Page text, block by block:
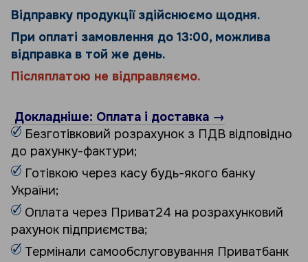
Відправку продукції здійснюємо щодня.
При оплаті замовлення до 13:00, можлива
відправка в той же день.
Післяплатою не відправляємо.
Докладніше: Оплата і доставка →
Безготівковий розрахунок з ПДВ відповідно
до рахунку-фактури;
Готівкою через касу будь-якого банку
України;
Оплата через Приват24 на розрахунковий
рахунок підприємства;
Термінали самообслуговування Приватбанк